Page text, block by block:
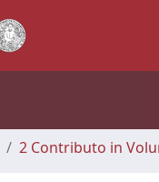
2 Contributo in